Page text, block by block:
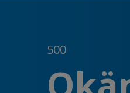
500